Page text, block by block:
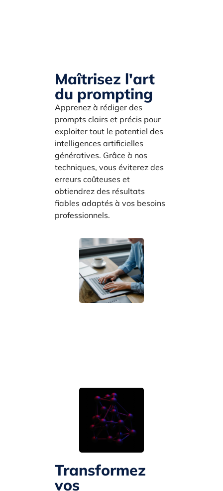
Maîtrisez l'art
du prompting
Apprenez à rédiger des
prompts clairs et précis pour
exploiter tout le potentiel des
intelligences artificielles
génératives. Grâce à nos
techniques, vous éviterez des
erreurs coûteuses et
obtiendrez des résultats
fiables adaptés à vos besoins
professionnels.
Transformez
vos